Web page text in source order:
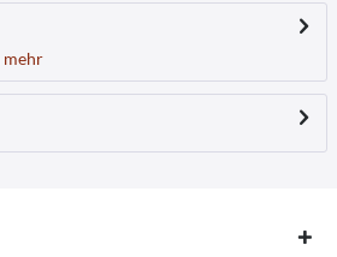
mehr